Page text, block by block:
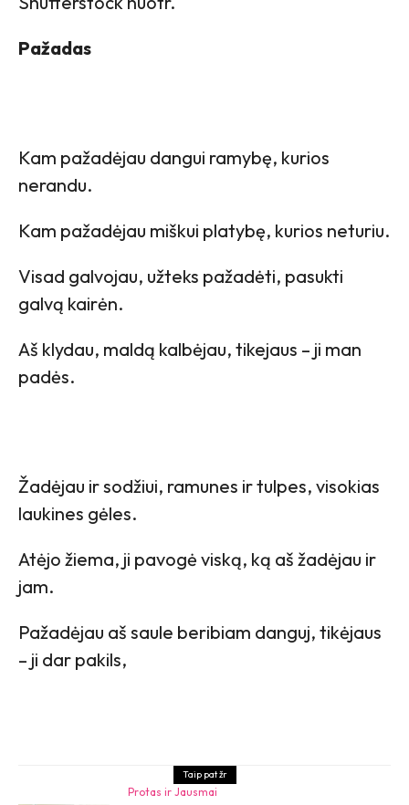
Pažadas
Kam pažadėjau dangui ramybę, kurios
nerandu.
Kam pažadėjau miškui platybę, kurios neturiu.
Visad galvojau, užteks pažadėti, pasukti
galvą kairėn.
Aš klydau, maldą kalbėjau, tikejaus – ji man
padės.
Žadėjau ir sodžiui, ramunes ir tulpes, visokias
laukines gėles.
Atėjo žiema, ji pavogė viską, ką aš žadėjau ir
jam.
Pažadėjau aš saule beribiam danguj, tikėjaus
– ji dar pakils,
Taip pat žr
Protas ir Jausmai